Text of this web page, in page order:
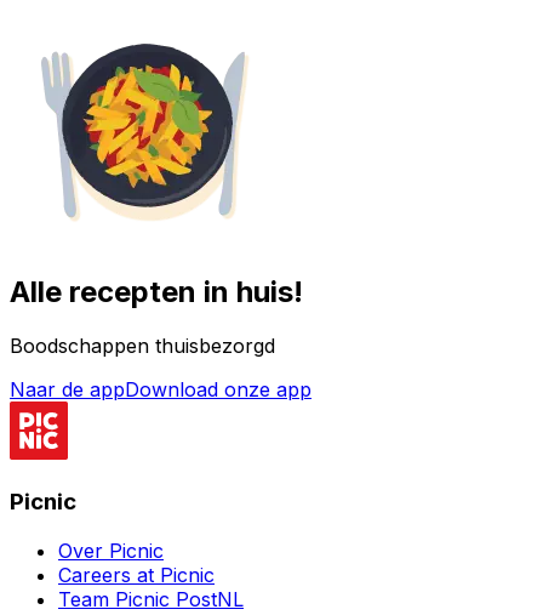
Alle recepten in huis!
Boodschappen thuisbezorgd
Naar de appDownload onze app
Picnic
Over Picnic
Careers at Picnic
Team Picnic PostNL